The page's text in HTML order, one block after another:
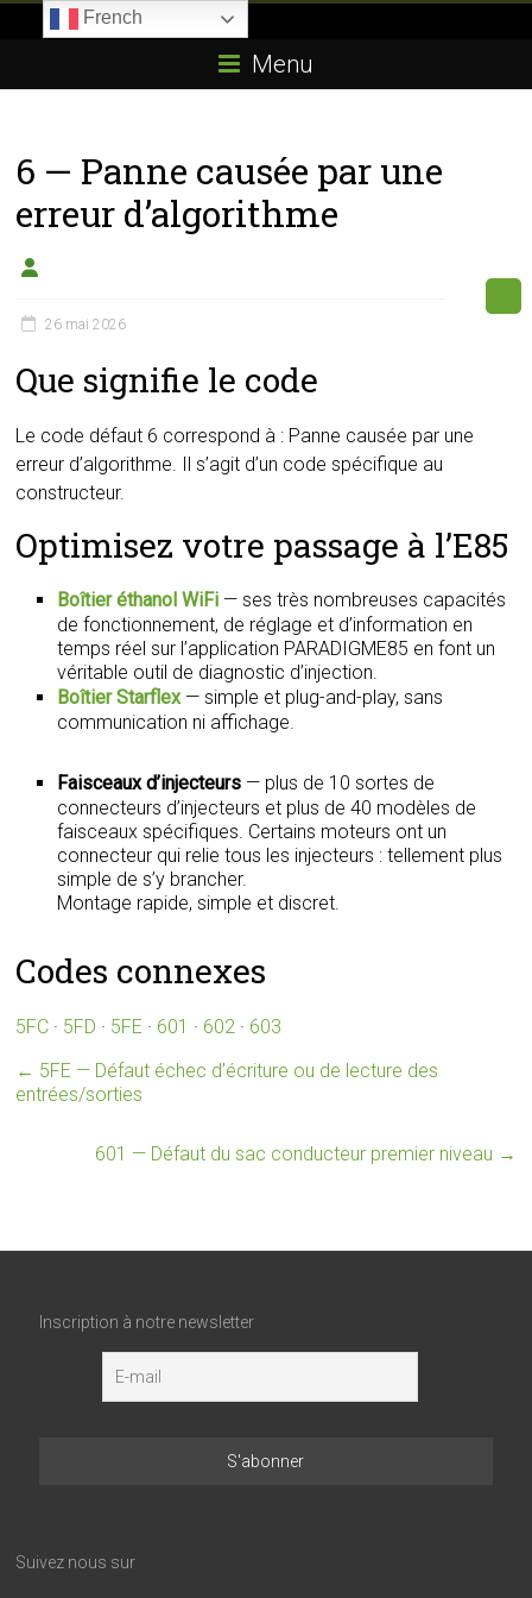
E85.com
passion
boîtier
éthanol
Menu
6 — Panne causée par une
erreur d’algorithme
26 mai 2026
Que signifie le code
Le code défaut 6 correspond à : Panne causée par une
erreur d’algorithme. Il s’agit d’un code spécifique au
constructeur.
Optimisez votre passage à l’E85
Boîtier éthanol WiFi — ses très nombreuses capacités
de fonctionnement, de réglage et d’information en
temps réel sur l’application PARADIGME85 en font un
véritable outil de diagnostic d’injection.
Boîtier Starflex— simple et plug-and-play, sans
communication ni affichage.
Faisceaux d’injecteurs — plus de 10 sortes de
connecteurs d’injecteurs et plus de 40 modèles de
faisceaux spécifiques. Certains moteurs ont un
connecteur qui relie tous les injecteurs : tellement plus
simple de s’y brancher.
Montage rapide, simple et discret.
Codes connexes
5FC · 5FD · 5FE · 601 · 602 · 603
← 5FE — Défaut échec d’écriture ou de lecture des
entrées/sorties
601 — Défaut du sac conducteur premier niveau →
Inscription à notre newsletter
Suivez nous sur
French